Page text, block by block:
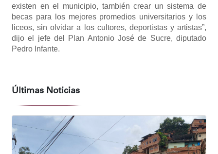
existen en el municipio, también crear un sistema de
becas para los mejores promedios universitarios y los
liceos, sin olvidar a los cultores, deportistas y artistas”,
dijo el jefe del Plan Antonio José de Sucre, diputado
Pedro Infante.
Últimas Noticias